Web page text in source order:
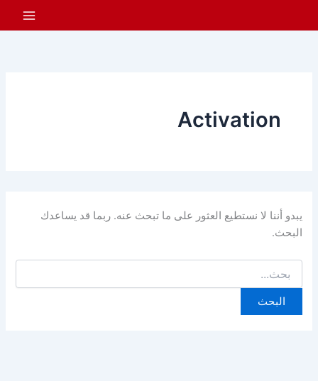
Activation
يبدو أننا لا نستطيع العثور على ما تبحث عنه. ربما قد يساعدك
البحث.